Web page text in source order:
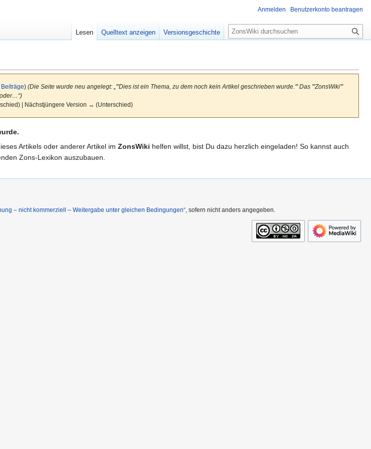
Beiträge) (Die Seite wurde neu angelegt: „'''Dies ist ein Thema, zu dem noch kein Artikel geschrieben wurde.''' Das '''ZonsWiki'''
| Nächstjüngere Version → (Unterschied)
Artikels oder anderer Artikel im ZonsWiki helfen willst, bist Du dazu herzlich eingeladen! So kannst auch
Zons-Lexikon auszubauen.
Anmelden Benutzerkonto beantragen
Lesen Quelltext anzeigen Versionsgeschichte
S
u
e
– nicht kommerziell – Weitergabe unter gleichen Bedingungen“ , sofern nicht anders angegeben.